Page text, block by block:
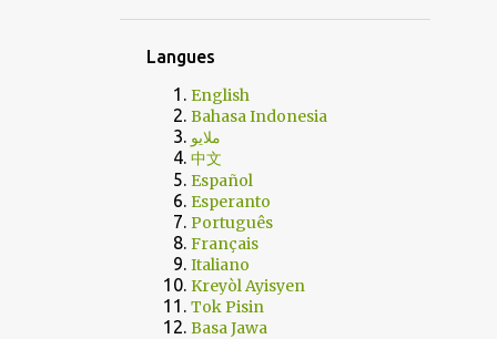
Langues
English
Bahasa Indonesia
ملايو
中文
Español
Esperanto
Português
Français
Italiano
Kreyòl Ayisyen
Tok Pisin
Basa Jawa